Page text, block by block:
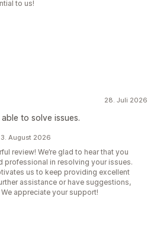
to us!
28. Juli 2026
to solve issues.
August 2026
review! We’re glad to hear that you
professional in resolving your issues.
us to keep providing excellent
assistance or have suggestions,
appreciate your support!